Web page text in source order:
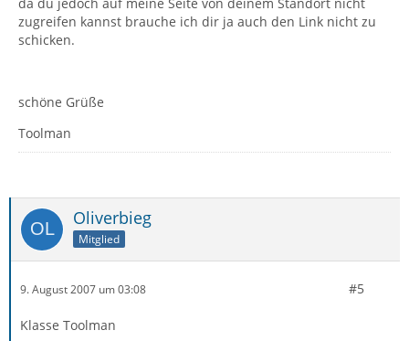
zugreifen kannst brauche ich dir ja auch den Link nicht zu
schicken.
schöne Grüße
Toolman
Oliverbieg
Mitglied
9. August 2007 um 03:08 #5
Klasse Toolman